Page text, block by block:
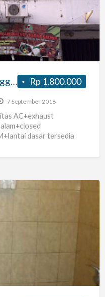
Rp 1.800.000
kost gunung sahari mangga dua ancol (aman+strategis)
7 September 2018
AC+exhaust
dasar tersedia
Total kamar[…]